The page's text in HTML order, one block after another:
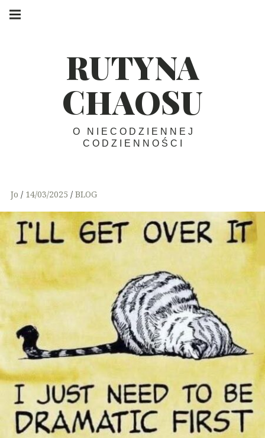
Skip
RUTYNA
CHAOSU
O NIECODZIENNEJ
CODZIENNOŚCI
navigation
Jo 14/03/2025 BLOG